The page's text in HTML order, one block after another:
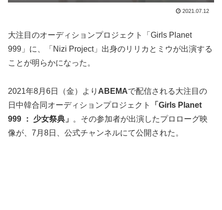
2021.07.12
大注目のオーディションプロジェクト「Girls Planet
999」に、「Nizi Project」出身のリリカとミウが出演する
ことが明らかになった。
2021年8月6日（金）より ABEMAで配信される大注目の
日中韓合同オーディションプロジェクト
「Girls Planet
999 ： 少女祭典」
。その参加者が出演したプロローグ映
像が、7月8日、公式チャンネルにて公開された。